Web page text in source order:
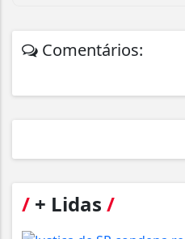
Comentários:
/ + Lidas /